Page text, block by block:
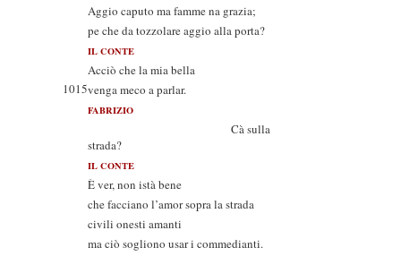
Aggio caputo ma famme na grazia;
pe che da tozzolare aggio alla porta?
IL CONTE
Acciò che la mia bella
1015venga meco a parlar.
FABRIZIO
Cà sulla
strada?
IL CONTE
È ver, non istà bene
che facciano l’amor sopra la strada
civili onesti amanti
ma ciò sogliono usar i commedianti.